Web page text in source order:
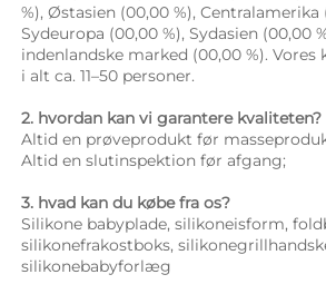
%), Østasien (00,00 %), Centralamerika
Sydeuropa (00,00 %), Sydasien (00,00
indenlandske marked (00,00 %).
i alt ca. 11–50 personer.
2. hvordan kan vi garantere kvaliteten?
Altid en prøveprodukt før
Altid en slutinspektion før afgang;
3. hvad kan du købe fra os?
Silikone babyplade, silikoneisform,
silikonefrakostboks,
silikonebabyforlæg